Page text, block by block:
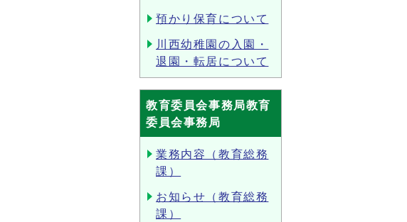
預かり保育について
川西幼稚園の入園・
退園・転居について
教育委員会事務局教育
委員会事務局
業務内容（教育総務
課）
お知らせ（教育総務
課）